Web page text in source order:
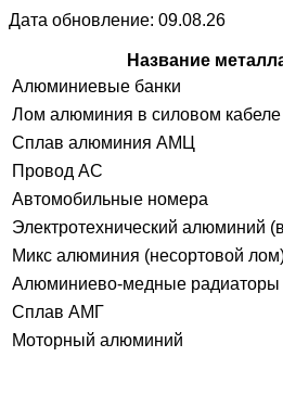
Дата обновление: 09.08.26
Название
Алюминиевые банки
Лом алюминия в силовом
Сплав алюминия АМЦ
Провод АС
Автомобильные номера
Электротехнический алюминий
Микс алюминия (несортовой
Алюминиево-медные радиаторы
Сплав АМГ
Моторный алюминий